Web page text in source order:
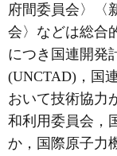
府間委員会〉〈
会〉などは総合
につき国連開発
(UNCTAD)，国
おいて技術協力
和利用委員会，
か，国際原子力